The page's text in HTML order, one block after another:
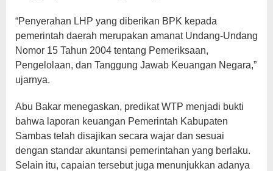
“Penyerahan LHP yang diberikan BPK kepada
pemerintah daerah merupakan amanat Undang-Undang
Nomor 15 Tahun 2004 tentang Pemeriksaan,
Pengelolaan, dan Tanggung Jawab Keuangan Negara,”
ujarnya.
Abu Bakar menegaskan, predikat WTP menjadi bukti
bahwa laporan keuangan Pemerintah Kabupaten
Sambas telah disajikan secara wajar dan sesuai
dengan standar akuntansi pemerintahan yang berlaku.
Selain itu, capaian tersebut juga menunjukkan adanya